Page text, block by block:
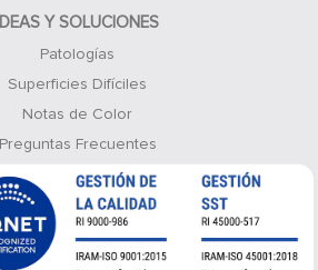
IDEAS Y SOLUCIONES
Patologías
Superficies Difíciles
Notas de Color
Preguntas Frecuentes